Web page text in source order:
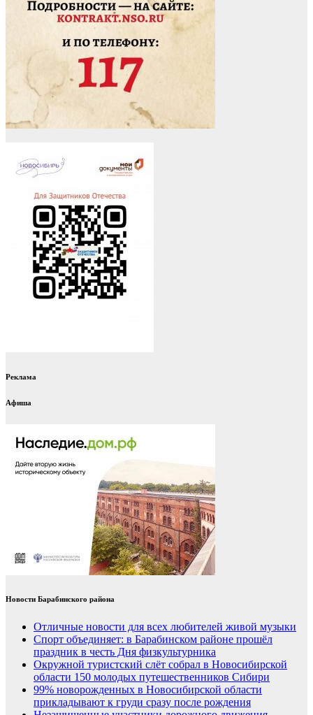
Реклама
Афиша
Новости Барабинского района
Отличные новости для всех любителей живой музыки
Спорт объединяет: в Барабинском районе прошёл
праздник в честь Дня физкультурника
Окружной туристский слёт собрал в Новосибирской
области 150 молодых путешественников Сибири
99% новорожденных в Новосибирской области
прикладывают к груди сразу после рождения